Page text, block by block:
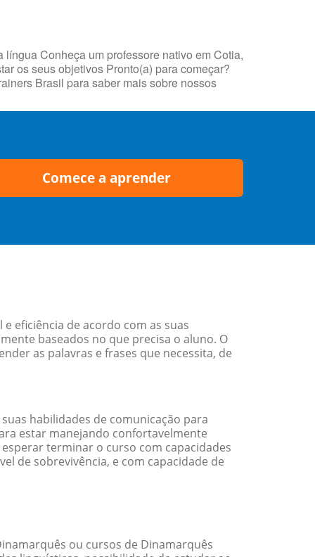
Conheça um professore nativo em Cotia,
os seus objetivos Pronto(a) para começar?
Brasil para saber mais sobre nossos
Comece a aprender
eficiência de acordo com as suas
baseados no que precisa o aluno. O
as palavras e frases que necessita, de
habilidades de comunicação para
estar manejando confortavelmente
terminar o curso com capacidades
de sobrevivência, e com capacidade de
ou cursos de Dinamarquês